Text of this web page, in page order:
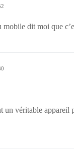
mobile dit moi que
un véritable appareil